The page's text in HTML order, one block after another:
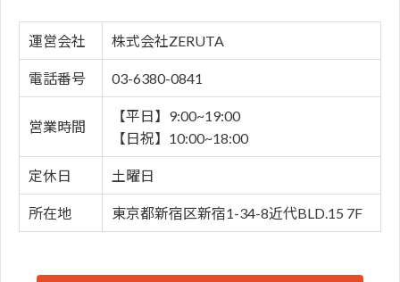
運営会社 株式会社ZERUTA
電話番号 03-6380-0841
営業時間
【平日】9:00~19:00
【日祝】10:00~18:00
定休日 土曜日
所在地 東京都新宿区新宿1-34-8近代BLD.15 7F